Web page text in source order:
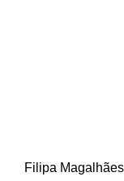
Filipa Magalhães